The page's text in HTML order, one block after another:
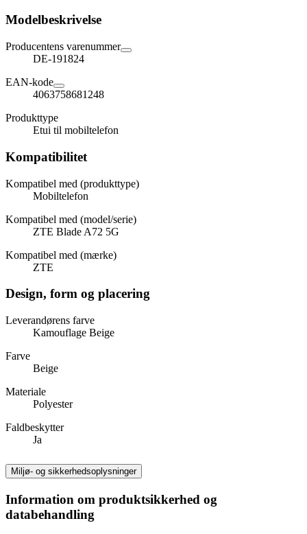
Modelbeskrivelse
Producentens varenummer
DE-191824
EAN-kode
4063758681248
Produkttype
Etui til mobiltelefon
Kompatibilitet
Kompatibel med (produkttype)
Mobiltelefon
Kompatibel med (model/serie)
ZTE Blade A72 5G
Kompatibel med (mærke)
ZTE
Design, form og placering
Leverandørens farve
Kamouflage Beige
Farve
Beige
Materiale
Polyester
Faldbeskytter
Ja
Miljø- og sikkerhedsoplysninger
Information om produktsikkerhed og
databehandling